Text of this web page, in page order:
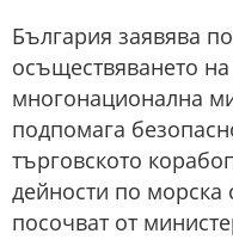
България заявява
осъществяването
многонационална
подпомага
търговското
дейности по морска
посочват от